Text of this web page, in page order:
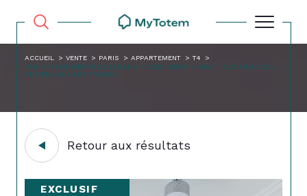
ACCUEIL VENTE PARIS APPARTEMENT
T4
PARIS 14EME PIERRE DE TAILLE 4 PIECES REFAIT A NEUF LE CHARME DE L
ANCIEN SANS LES TRAVAUX
Retour aux résultats
EXCLUSIF